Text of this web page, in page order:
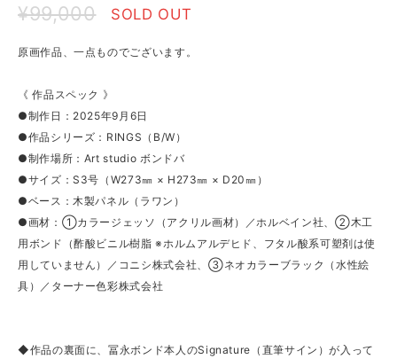
¥99,000 SOLD OUT
原画作品、一点ものでございます。
《 作品スペック 》
●制作日：2025年9月6日
●作品シリーズ：RINGS（B/W）
●制作場所：Art studio ボンドバ
●サイズ：S3号（W273㎜ × H273㎜ × D20㎜）
●ベース：木製パネル（ラワン）
●画材：①カラージェッソ（アクリル画材）／ホルベイン社、②木工
用ボンド（酢酸ビニル樹脂 ※ホルムアルデヒド、フタル酸系可塑剤は使
用していません）／コニシ株式会社、③ネオカラーブラック（水性絵
具）／ターナー色彩株式会社
◆作品の裏面に、冨永ボンド本人のSignature（直筆サイン）が入って